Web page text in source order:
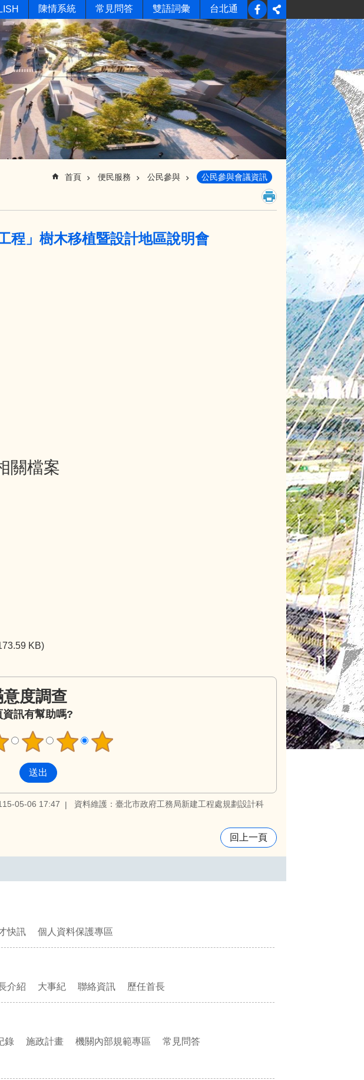
陳情系統 常見問答 雙語詞彙 台北通
首頁 便民服務 公民參與 公民參與會議資訊
程」樹木移植暨設計地區說明會
關檔案
KB)
意度調查
資訊有幫助嗎?
05-06 17:47 資料維護：臺北市政府工務局新建工程處規劃設計科
回上一頁
快訊 個人資料保護專區
介紹 大事紀 聯絡資訊 歷任首長
錄 施政計畫 機關內部規範專區 常見問答